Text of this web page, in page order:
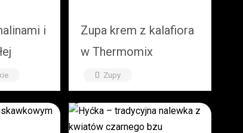
i
Zupa krem z kalafiora
w Thermomix
Zupy